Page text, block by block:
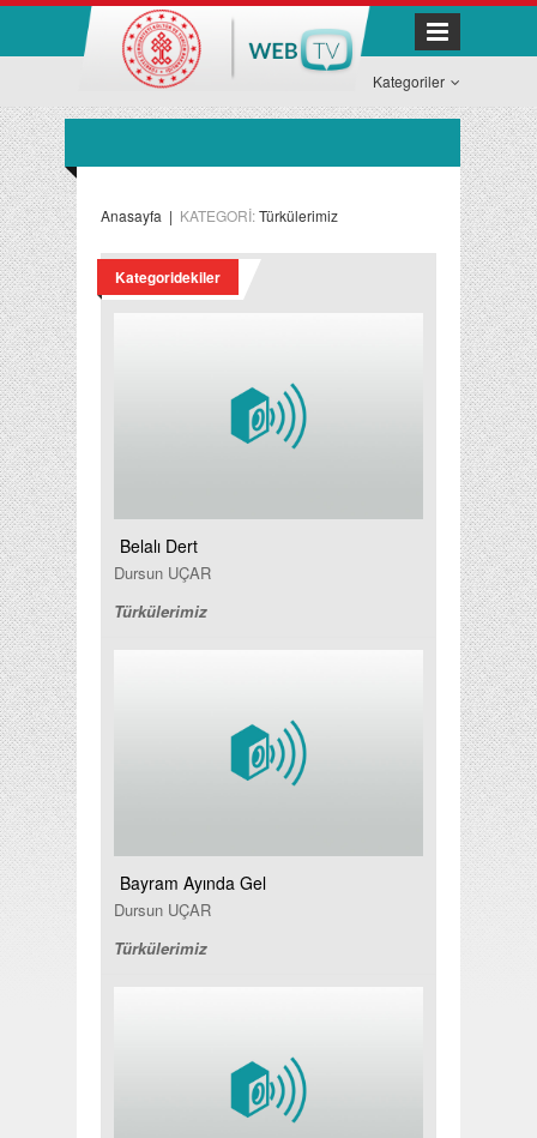
Kategoriler
Anasayfa | KATEGORİ:Türkülerimiz
Kategoridekiler
Belalı Dert
Dursun UÇAR
Türkülerimiz
Bayram Ayında Gel
Dursun UÇAR
Türkülerimiz